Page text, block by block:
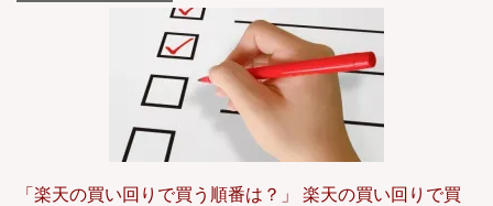
「楽天の買い回りで買う順番は？」 楽天の買い回りで買